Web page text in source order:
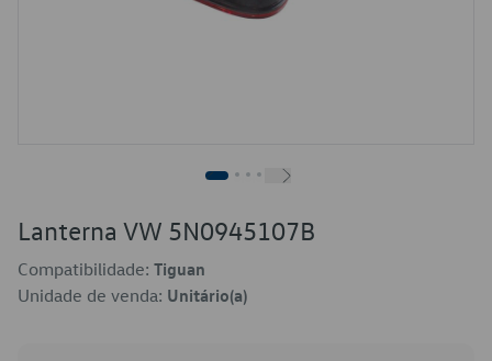
Lanterna VW 5N0945107B
Compatibilidade: Tiguan
Unidade de venda: Unitário(a)